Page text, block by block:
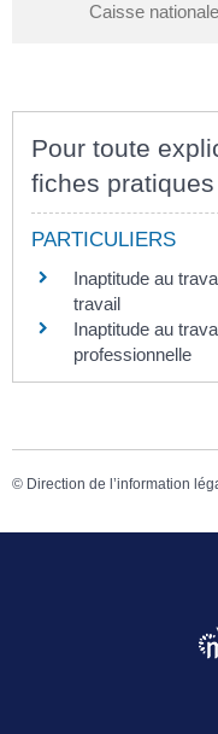
Caisse
Pour toute
fiches pratiques
PARTICULIERS
Inaptitude au
travail
Inaptitude au
professionnelle
© Direction de l’information